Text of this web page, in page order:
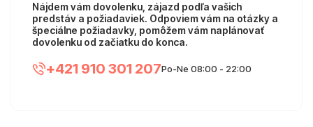
Nájdem vám dovolenku, zájazd podľa vašich
predstáv a požiadaviek. Odpoviem vám na otázky a
špeciálne požiadavky, pomôžem vám naplánovať
dovolenku od začiatku do konca.
+421 910 301 207Po-Ne 08:00 - 22:00